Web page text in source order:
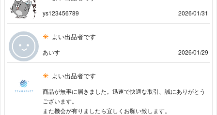
ys123456789 2026/01/31
よい出品者です
あいす 2026/01/29
よい出品者です
商品が無事に届きました。迅速で快適な取引、誠にありがとう
ございます。
また機会が有りましたら宜しくお願い致します。